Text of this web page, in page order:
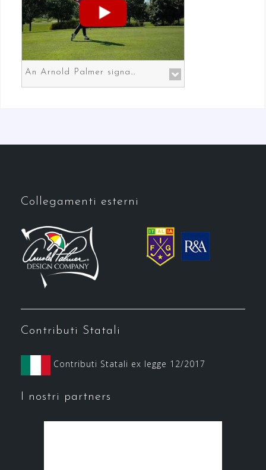
An Arnold Palmer signature course in Prato the gateway to Florence
Collegamenti esterni
Contributi Statali
Contributi Statali ex legge 12/2017
I nostri partners